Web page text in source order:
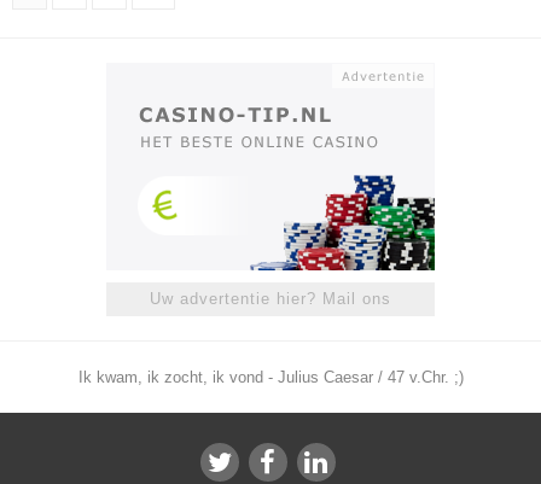
Uw advertentie hier? Mail ons
Ik kwam, ik zocht, ik vond - Julius Caesar / 47 v.Chr. ;)